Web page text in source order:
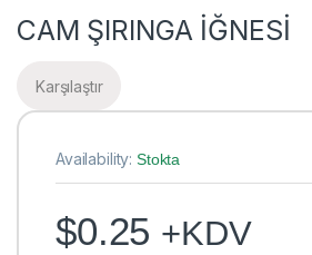
CAM ŞIRINGA İĞNESİ
Karşılaştır
Availability:Stokta
$0.25 +KDV